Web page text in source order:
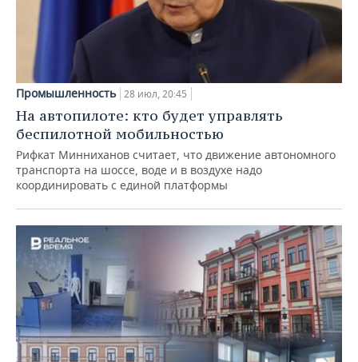
Промышленность 28 июл, 20:45
На автопилоте: кто будет управлять
беспилотной мобильностью
Рифкат Минниханов считает, что движение автономного
транспорта на шоссе, воде и в воздухе надо
координировать с единой платформы